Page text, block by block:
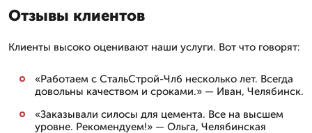
Отзывы клиентов
Клиенты высоко оценивают наши услуги. Вот что говорят:
«Работаем с СтальСтрой-Члб несколько лет. Всегда
довольны качеством и сроками.» — Иван, Челябинск.
«Заказывали силосы для цемента. Все на высшем
уровне. Рекомендуем!» — Ольга, Челябинская